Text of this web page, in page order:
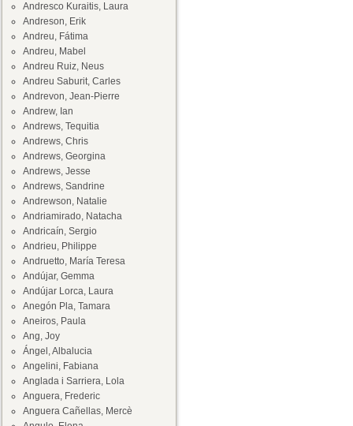
Andresco Kuraitis, Laura
Andreson, Erik
Andreu, Fátima
Andreu, Mabel
Andreu Ruiz, Neus
Andreu Saburit, Carles
Andrevon, Jean-Pierre
Andrew, Ian
Andrews, Tequitia
Andrews, Chris
Andrews, Georgina
Andrews, Jesse
Andrews, Sandrine
Andrewson, Natalie
Andriamirado, Natacha
Andricaín, Sergio
Andrieu, Philippe
Andruetto, María Teresa
Andújar, Gemma
Andújar Lorca, Laura
Anegón Pla, Tamara
Aneiros, Paula
Ang, Joy
Ángel, Albalucia
Angelini, Fabiana
Anglada i Sarriera, Lola
Anguera, Frederic
Anguera Cañellas, Mercè